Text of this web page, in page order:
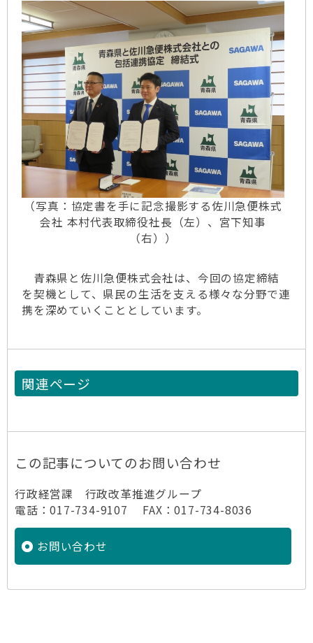
（写真：協定書を手に記念撮影する佐川急便株式
会社 本村代表取締役社長（左）、宮下知事
（右））
青森県と佐川急便株式会社は、今回の協定締結
を契機として、県民の生活を支える様々な分野で連
携を深めていくこととしています。
関連ページ
この記事についてのお問い合わせ
行政経営課 行政改革推進グループ
電話：017-734-9107 FAX：017-734-8036
お問い合わせ